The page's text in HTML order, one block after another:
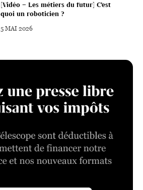
[Vidéo – Les métiers du futur] C’est
quoi un roboticien ?
5 MAI 2026